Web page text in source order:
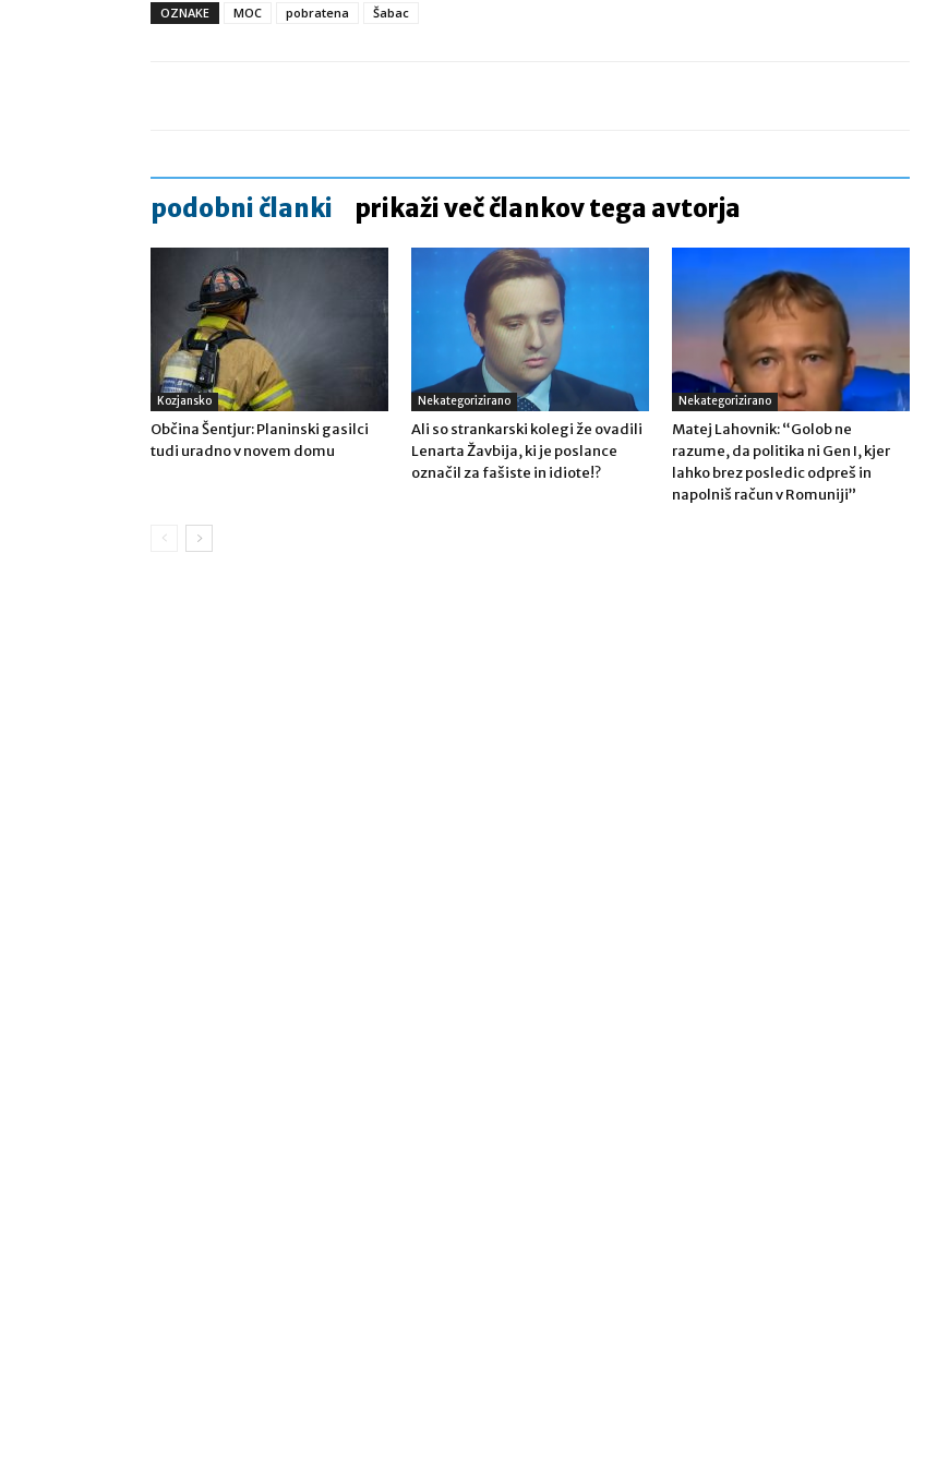
OZNAKE MOC pobratena Šabac
podobni članki prikaži več člankov tega avtorja
Kozjansko
Občina Šentjur: Planinski gasilci
tudi uradno v novem domu
Nekategorizirano
Ali so strankarski kolegi že ovadili
Lenarta Žavbija, ki je poslance
označil za fašiste in idiote!?
Nekategorizirano
Matej Lahovnik: “Golob ne
razume, da politika ni Gen I, kjer
lahko brez posledic odpreš in
napolniš račun v Romuniji”